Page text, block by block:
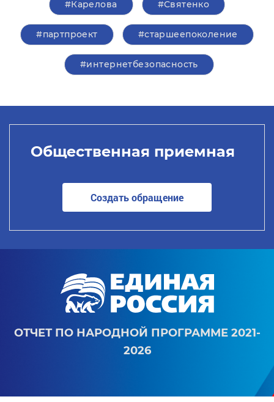
#Карелова #Святенко
#партпроект #старшеепоколение
#интернетбезопасность
Общественная приемная
Создать обращение
ОТЧЕТ ПО НАРОДНОЙ ПРОГРАММЕ 2021-
2026